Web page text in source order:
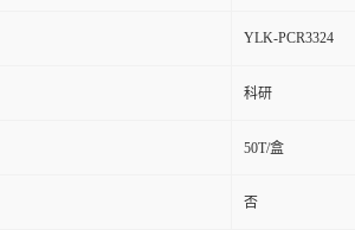
YLK-PCR3324
科研
50T/盒
否